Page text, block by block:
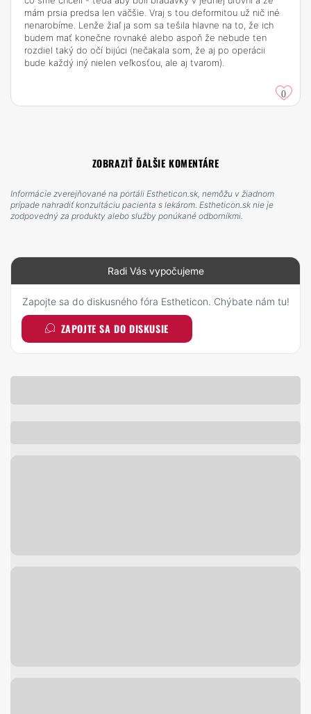
mám prsia predsa len väčšie. Vraj s tou deformitou už nič iné
nenarobíme. Lenže žiaľ ja som sa tešila hlavne na to, že ich
budem mať konečne rovnaké alebo aspoň že nebude ten
rozdiel taký do očí bijúci (nečakala som, že aj po operácii
bude každý iný nielen veľkosťou, ale aj tvarom).
0
ZOBRAZIŤ ĎALŠIE KOMENTÁRE
Informácie zverejňované na portáli Estheticon.sk, nemôžu v žiadnom
prípade nahradiť konzultáciu pacienta s lekárom. Estheticon.sk nie je
zodpovedný za produkty alebo služby ponúkané odborníkmi.
Radi Vás vypočujeme
Zapojte sa do diskusného fóra Estheticon. Chýbate nám tu!
ZAPOJTE SA DO DISKUSIE